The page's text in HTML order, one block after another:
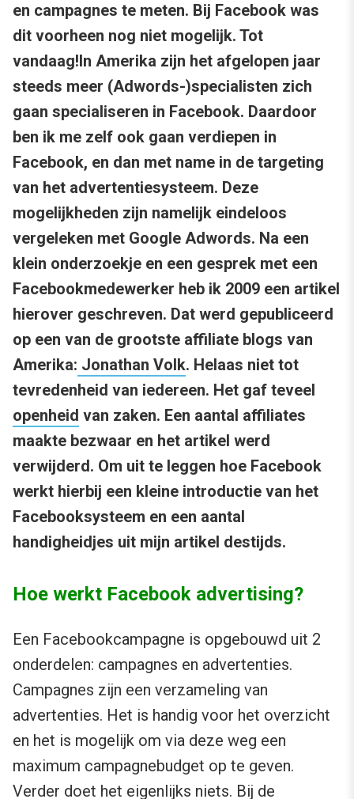
en campagnes te meten. Bij Facebook was
dit voorheen nog niet mogelijk. Tot
vandaag!In Amerika zijn het afgelopen jaar
steeds meer (Adwords-)specialisten zich
gaan specialiseren in Facebook. Daardoor
ben ik me zelf ook gaan verdiepen in
Facebook, en dan met name in de targeting
van het advertentiesysteem. Deze
mogelijkheden zijn namelijk eindeloos
vergeleken met Google Adwords. Na een
klein onderzoekje en een gesprek met een
Facebookmedewerker heb ik 2009 een artikel
hierover geschreven. Dat werd gepubliceerd
op een van de grootste affiliate blogs van
Amerika: Jonathan Volk. Helaas niet tot
tevredenheid van iedereen. Het gaf teveel
openheid van zaken. Een aantal affiliates
maakte bezwaar en het artikel werd
verwijderd. Om uit te leggen hoe Facebook
werkt hierbij een kleine introductie van het
Facebooksysteem en een aantal
handigheidjes uit mijn artikel destijds.
Hoe werkt Facebook advertising?
Een Facebookcampagne is opgebouwd uit 2
onderdelen: campagnes en advertenties.
Campagnes zijn een verzameling van
advertenties. Het is handig voor het overzicht
en het is mogelijk om via deze weg een
maximum campagnebudget op te geven.
Verder doet het eigenlijks niets. Bij de